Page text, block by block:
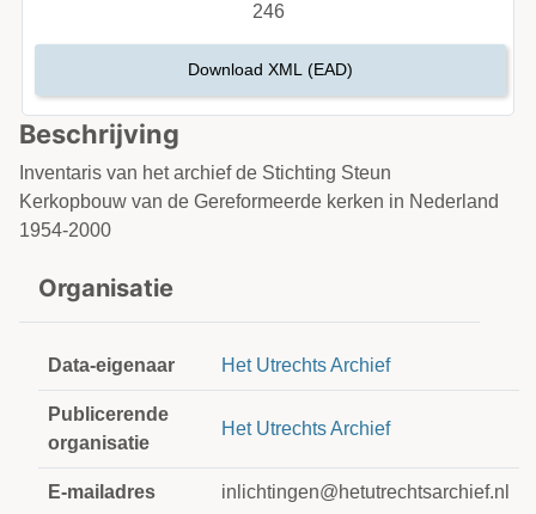
Beschrijving
Inventaris van het archief de Stichting Steun
Kerkopbouw van de Gereformeerde kerken in Nederland
1954-2000
Organisatie
Data-eigenaar Het Utrechts Archief
Publicerende
organisatie
Het Utrechts Archief
E-mailadres inlichtingen@hetutrechtsarchief.nl
246
Download XML (EAD)